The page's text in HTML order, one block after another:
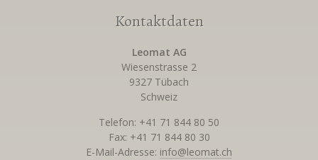
Kontaktdaten
Leomat AG
Wiesenstrasse 2
9327 Tübach
Schweiz
Telefon: +41 71 844 80 50
Fax: +41 71 844 80 30
E-Mail-Adresse: info@leomat.ch